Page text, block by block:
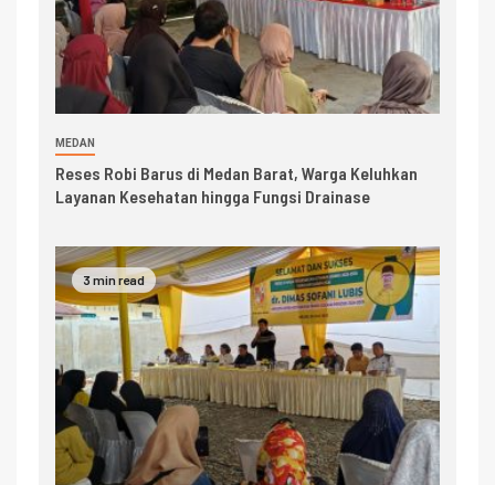
MEDAN
Reses Robi Barus di Medan Barat, Warga Keluhkan
Layanan Kesehatan hingga Fungsi Drainase
3 min read